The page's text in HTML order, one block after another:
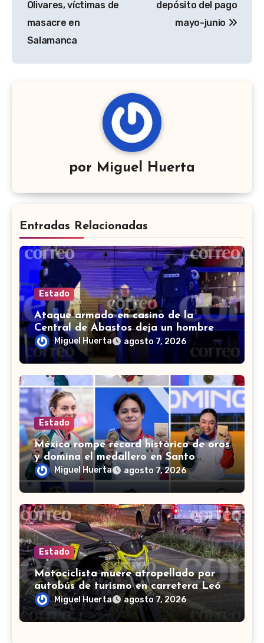
entradas
Olivares, víctimas de
masacre en
Salamanca
depósito del pago
mayo-junio
por Miguel Huerta
Entradas Relacionadas
Estado
Ataque armado en casino de la
Central de Abastos deja un hombre
muerto en León
Miguel Huerta agosto 7, 2026
Estado
México rompe récord histórico de oros
y domina el medallero en Santo
Domingo 2026
Miguel Huerta agosto 7, 2026
Estado
Motociclista muere atropellado por
autobús de turismo en carretera León-
San Francisco del Rincón
Miguel Huerta agosto 7, 2026